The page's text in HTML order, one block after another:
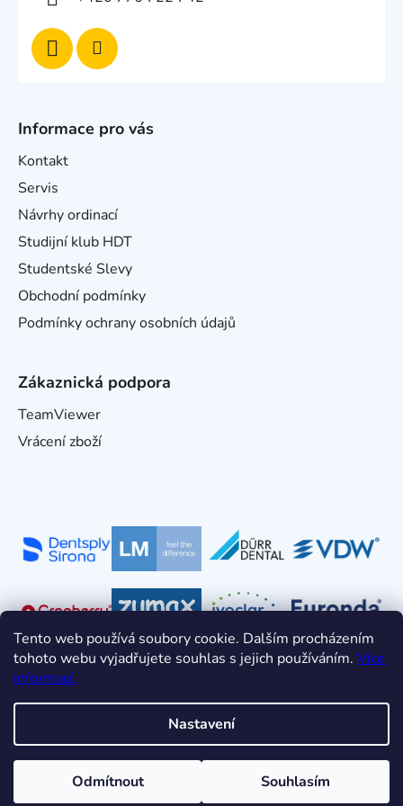
Tento web používá soubory cookie. Dalším procházením
tohoto webu vyjadřujete souhlas s jejich používáním. Více
informací.
Nastavení
Odmítnout Souhlasím
Informace pro vás
Kontakt
Servis
Návrhy ordinací
Studijní klub HDT
Studentské Slevy
Obchodní podmínky
Podmínky ochrany osobních údajů
Zákaznická podpora
TeamViewer
Vrácení zboží
Vytvořil Shoptet
Copyright 2026HDT s.r.o.
. Všechna práva vyhrazena.